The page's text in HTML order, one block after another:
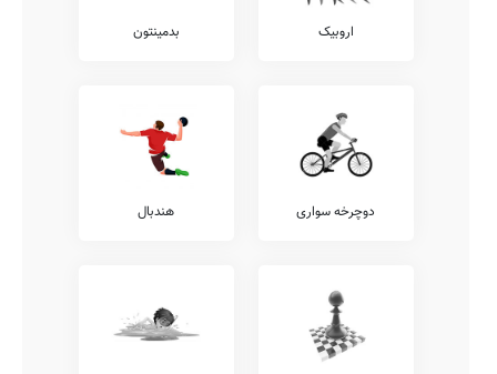
اروبیک بدمینتون
دوچرخه سواری هندبال